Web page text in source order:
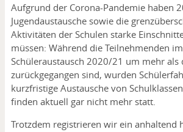
Aufgrund der Corona-Pandemie haben
Jugendaustausche sowie die
Aktivitäten der Schulen starke
müssen: Während die Teilnehmenden
Schüleraustausch 2020/21 um mehr als
zurückgegangen sind, wurden
kurzfristige Austausche von
finden aktuell gar nicht mehr statt.
Trotzdem registrieren wir ein anhaltend